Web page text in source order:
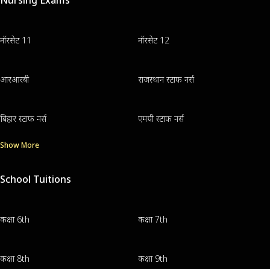
नॉरसेट 11 नॉरसेट 12
आरआरबी राजस्थान स्टाफ नर्स
बिहार स्टाफ नर्स एमपी स्टाफ नर्स
Show More
School Tuitions
कक्षा 6th कक्षा 7th
कक्षा 8th कक्षा 9th